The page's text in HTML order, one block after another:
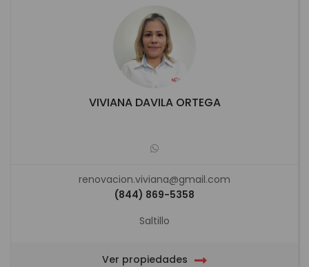
VIVIANA DAVILA ORTEGA
renovacion.viviana@gmail.com
(844) 869-5358
Saltillo
Ver propiedades